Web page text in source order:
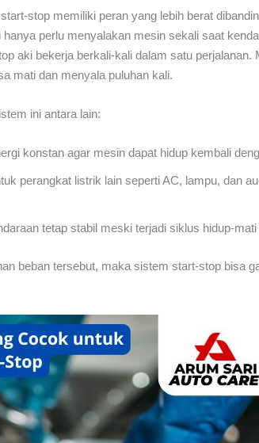
stop memiliki peran yang lebih berat
perlu menyalakan mesin sekali saat
aki bekerja berkali-kali dalam satu perjalanan.
mati dan menyala puluhan kali.
ini antara lain:
konstan agar mesin dapat hidup kembali
perangkat listrik lain seperti AC, lampu, dan
tetap stabil meski terjadi siklus hidup-
beban tersebut, maka sistem start-stop bisa